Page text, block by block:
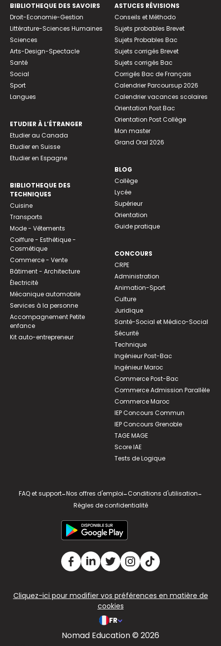
BIBLIOTHEQUE DES SAVOIRS
Droit-Economie-Gestion
Littérature-Sciences Humaines
Sciences
Arts-Design-Spectacle
Santé
Social
Sport
Langues
ETUDIER À L’ÉTRANGER
Etudier au Canada
Etudier en Suisse
Etudier en Espagne
BIBLIOTHEQUE DES
TECHNIQUES
Cuisine
Transports
Mode - Vêtements
Coiffure - Esthétique -
Cosmétique
Commerce - Vente
Bâtiment - Architecture
Électricité
Mécanique automobile
Services à la personne
Accompagnement Petite
enfance
Kit auto-entrepreneur
ASTUCES RÉVISIONS
Conseils et Méthodo
Sujets probables Brevet
Sujets Probables Bac
Sujets corrigés Brevet
Sujets corrigés Bac
Corrigés Bac de Français
Calendrier Parcoursup 2026
Calendrier vacances scolaires
Orientation Post Bac
Orientation Post Collège
Mon master
Grand Oral 2026
BLOG
Collège
Lycée
Supérieur
Orientation
Guide pratique
CONCOURS
CRPE
Administration
Animation-Sport
Culture
Juridique
Santé-Social et Médico-Social
Sécurité
Technique
Ingénieur Post-Bac
Ingénieur Maroc
Commerce Post-Bac
Commerce Admission Parallèle
Commerce Maroc
IEP Concours Commun
IEP Concours Grenoble
TAGE MAGE
Score IAE
Tests de Logique
FAQ et support-Nos offres d'emploi-Conditions d'utilisation-
Règles de confidentialité
Cliquez-ici pour modifier vos préférences en matière de
cookies
FR
Nomad Education © 2026